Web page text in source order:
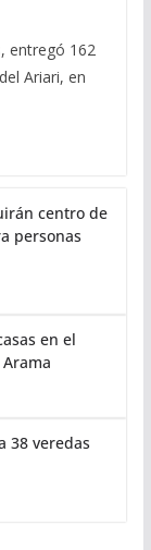
entregó 162
Ariari, en
centro de
personas
en el
Arama
38 veredas